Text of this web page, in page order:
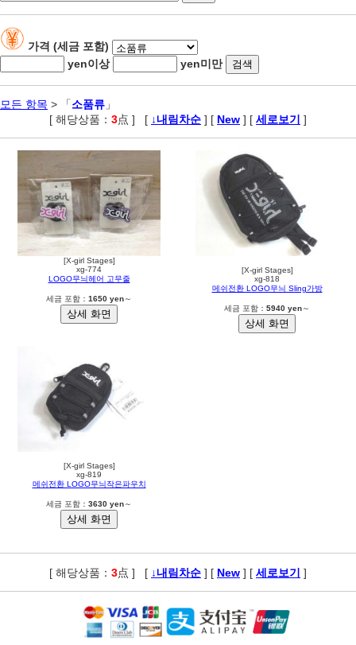
가격 (세금 포함)
yen이상
yen미만
모든 항목 > 「소품류 」
[ 해당상품： 3点 ] [ ↓내림차순 ] [ New ] [ 세로보기 ]
[X-girl Stages]
xg-774
LOGO무늬헤어 고무줄
세금 포함： 1650 yen～
[X-girl Stages]
xg-818
메쉬전환 LOGO무늬 Sling가방
세금 포함： 5940 yen～
[X-girl Stages]
xg-819
메쉬전환 LOGO무늬작은파우치
세금 포함： 3630 yen～
[ 해당상품： 3点 ] [ ↓내림차순 ] [ New ] [ 세로보기 ]